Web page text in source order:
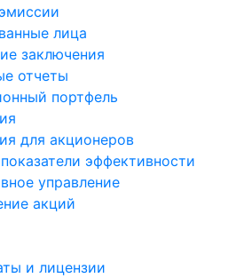
лица
заключения
отчеты
портфель
для акционеров
эффективности
управление
акций
и лицензии